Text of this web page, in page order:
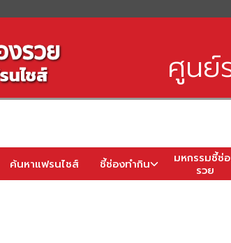
ศูนย์
ค้นหาแฟรนไชส์ ชี้ช่องทำกิน
มหกรรมชี้ช่
รวย